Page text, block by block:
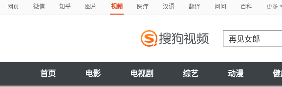
网页 微信 知乎 图片 视频 医疗 汉语 翻译 问问 百科 更多
首页 电影 电视剧 综艺 动漫 健